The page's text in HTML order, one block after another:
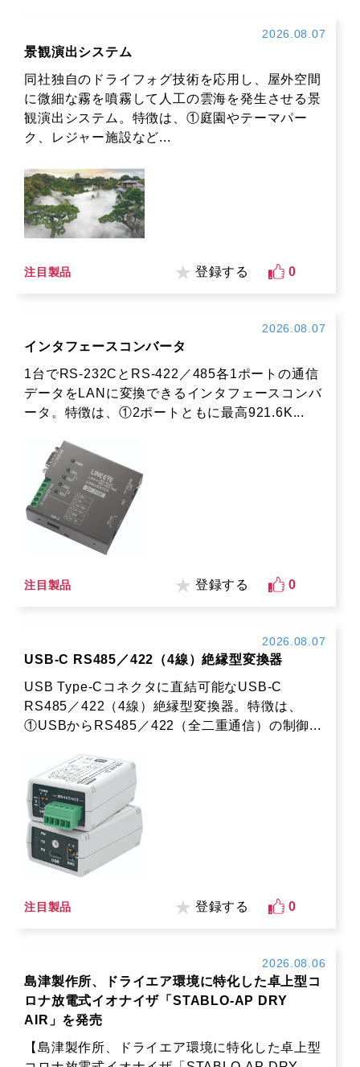
2026.08.07
景観演出システム
同社独自のドライフォグ技術を応用し、屋外空間
に微細な霧を噴霧して人工の雲海を発生させる景
観演出システム。特徴は、①庭園やテーマパー
ク、レジャー施設など...
注目製品 登録する 0
2026.08.07
インタフェースコンバータ
1台でRS-232CとRS-422／485各1ポートの通信
データをLANに変換できるインタフェースコンバ
ータ。特徴は、①2ポートともに最高921.6K...
注目製品 登録する 0
2026.08.07
USB-C RS485／422（4線）絶縁型変換器
USB Type-Cコネクタに直結可能なUSB-C
RS485／422（4線）絶縁型変換器。特徴は、
①USBからRS485／422（全二重通信）の制御...
注目製品 登録する 0
2026.08.06
島津製作所、ドライエア環境に特化した卓上型コ
ロナ放電式イオナイザ「STABLO-AP DRY
AIR」を発売
【島津製作所、ドライエア環境に特化した卓上型